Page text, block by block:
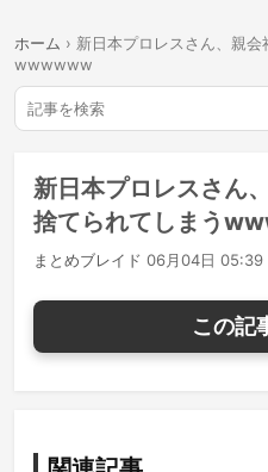
ホーム › 新日本プロレスさん、親
wwwwww
新日本プロレスさん
捨てられてしまう
まとめブレイド 06月04日 05:39
この記